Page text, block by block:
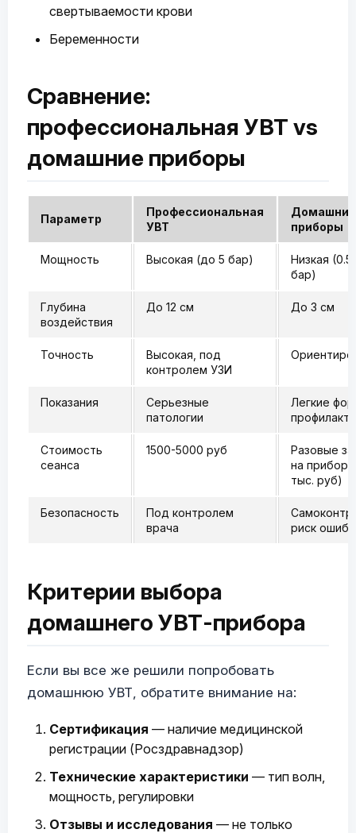
свертываемости крови
Беременности
Сравнение:
профессиональная УВТ vs
домашние приборы
Параметр
Профессиональная
УВТ
Домашние
приборы
Мощность Высокая (до 5 бар)
Низкая
бар)
Глубина
воздействия
До 12 см До 3 см
Точность
Высокая, под
контролем УЗИ
Показания
Серьезные
патологии
Легкие
Стоимость
сеанса
1500-5000 руб
Разовые
на прибор
тыс. руб)
Безопасность
Под контролем
врача
риск
Критерии выбора
домашнего УВТ-прибора
Если вы все же решили попробовать
домашнюю УВТ, обратите внимание на:
Сертификация — наличие медицинской
регистрации (Росздравнадзор)
Технические характеристики — тип волн,
мощность, регулировки
Отзывы и исследования — не только